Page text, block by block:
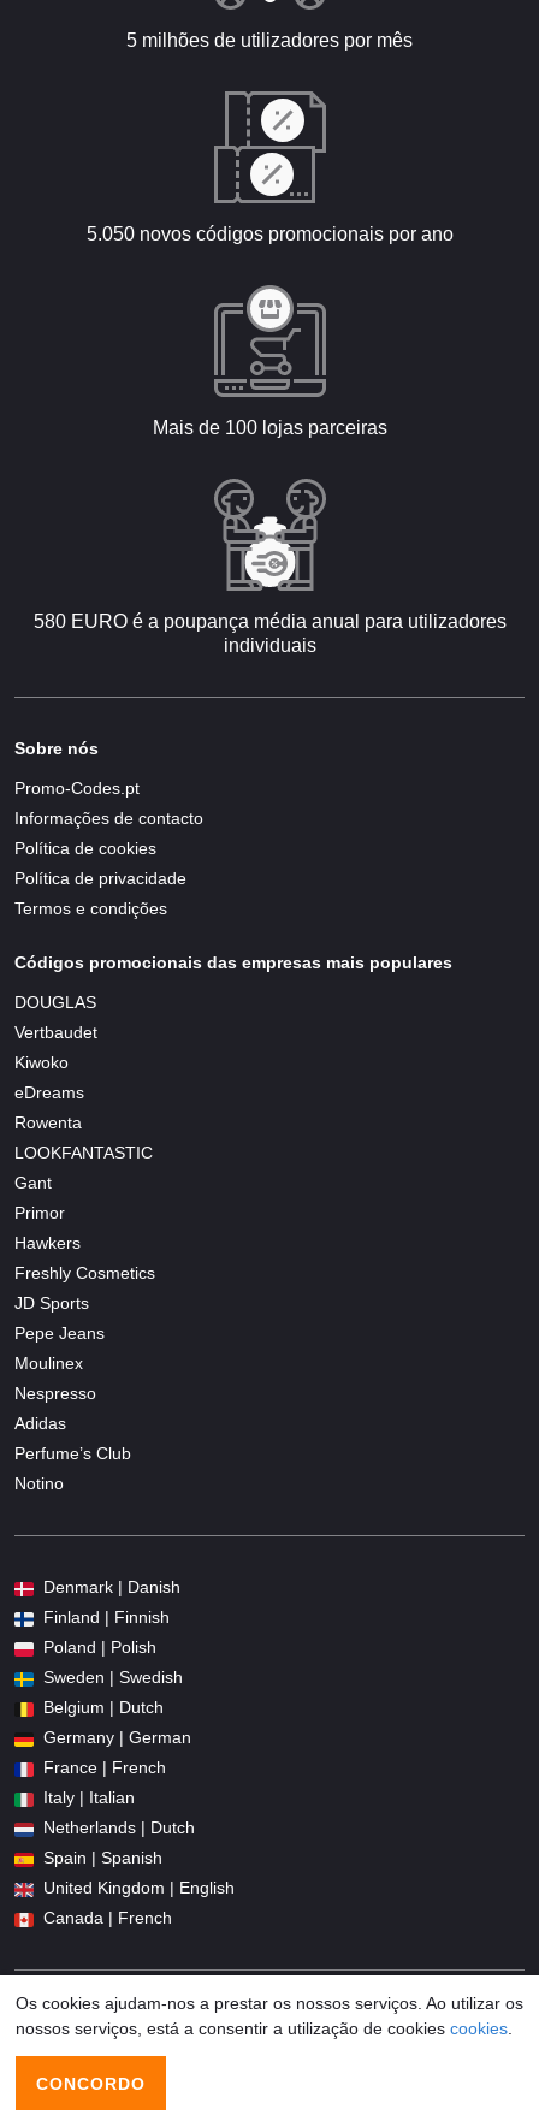
5 milhões de utilizadores por mês
5.050 novos códigos promocionais por ano
Mais de 100 lojas parceiras
580 EURO é a poupança média anual para utilizadores
individuais
Sobre nós
Promo-Codes.pt
Informações de contacto
Política de cookies
Política de privacidade
Termos e condições
Códigos promocionais das empresas mais populares
DOUGLAS
Vertbaudet
Kiwoko
eDreams
Rowenta
LOOKFANTASTIC
Gant
Primor
Hawkers
Freshly Cosmetics
JD Sports
Pepe Jeans
Moulinex
Nespresso
Adidas
Perfume’s Club
Notino
Denmark | Danish
Finland | Finnish
Poland | Polish
Sweden | Swedish
Belgium | Dutch
Germany | German
France | French
Italy | Italian
Netherlands | Dutch
Spain | Spanish
United Kingdom | English
Canada | French
© 2026 Promo-codes.pt All Rights Reserved
Os cookies ajudam-nos a prestar os nossos serviços. Ao utilizar os
nossos serviços, está a consentir a utilização de cookies cookies
CONCORDO